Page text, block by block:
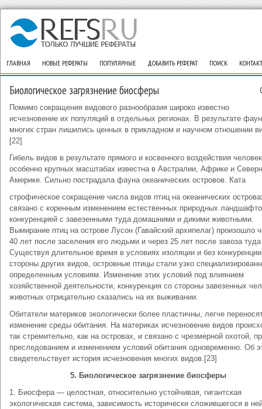
ГЛАВНАЯ НОВЫЕ РЕФЕРАТЫ ПОПУЛЯРНЫЕ ДОБАВИТЬ РЕФЕРАТ ПОИСК
Биологическое загрязнение биосферы
Помимо сокращения видового разнообразия широко известно
исчезновение их популяций в отдельных регионах. В результате
многих стран лишились ценных в прикладном и научном отношении
[22]
Гибель видов в результате прямого и косвенного воздействия
особенно крупных масштабах известна в Австралии, Африке и
Америке. Сильно пострадала фауна океанических островов. Ката
строфическое сокращение числа видов птиц на океанических
связано с коренным изменением естественных природных
конкуренцией с завезенными туда домашними и дикими животными.
Вымирание птиц на острове Лусон (Гавайский архипелаг) произошло
40 лет после заселения его людьми и через 25 лет после завоза
Существуя длительное время в условиях изоляции и без
стороны других видов, островные птицы стали узко
определенным условиям. Изменение этих условий под влиянием
хозяйственной деятельности, конкуренция со стороны завезенных
животных отрицательно сказались на их выживании.
Обитатели материков экологически более пластичны, легче
изменение среды обитания. На материках исчезновение видов
так стремительно, как на островах, и связано с чрезмерной охотой,
преследованием и изменением условий обитания одновременно. Об
свидетельствует история исчезновения многих видов.[23]
5. Биологическое загрязнение биосферы
1. Биосфера — целостная, относительно устойчивая, гигантская
экологическая система, зависимость исторически сложившегося в